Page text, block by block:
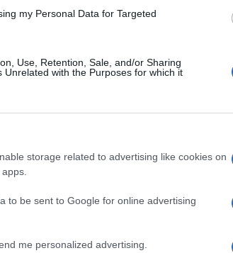
my Personal Data for Targeted
Use, Retention, Sale, and/or Sharing
Unrelated with the Purposes for which it
storage related to advertising like cookies on
to be sent to Google for online advertising
me personalized advertising.
εδώ